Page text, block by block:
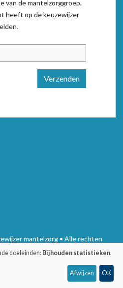
van de mantelzorggroep.
heeft op de keuzewijzer
Verzenden
mantelzorg • Alle rechten
doeleinden: Bijhouden statistieken.
Afwijzen OK